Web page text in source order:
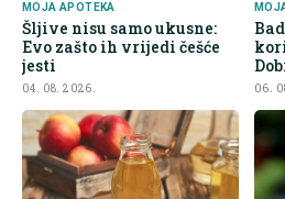
MOJA APOTEKA
Šljive nisu samo ukusne:
Evo zašto ih vrijedi češće
jesti
04. 08. 2026. 06.